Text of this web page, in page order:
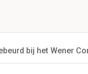
bij het Wener